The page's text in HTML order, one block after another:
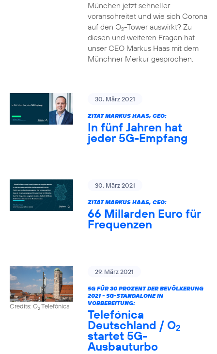
München jetzt schneller
voranschreitet und wie sich Corona
auf den O2-Tower auswirkt? Zu
diesen und weiteren Fragen hat
unser CEO Markus Haas mit dem
Münchner Merkur gesprochen.
30. März 2021
ZITAT MARKUS HAAS, CEO:
In fünf Jahren hat
jeder 5G-Empfang
30. März 2021
ZITAT MARKUS HAAS, CEO:
66 Millarden Euro für
Frequenzen
Credits: O2Telefónica
29. März 2021
5G FÜR 30 PROZENT DER BEVÖLKERUNG
2021 - 5G-STANDALONE IN
VORBEREITUNG:
Telefónica
Deutschland / O2
startet 5G-
Ausbauturbo